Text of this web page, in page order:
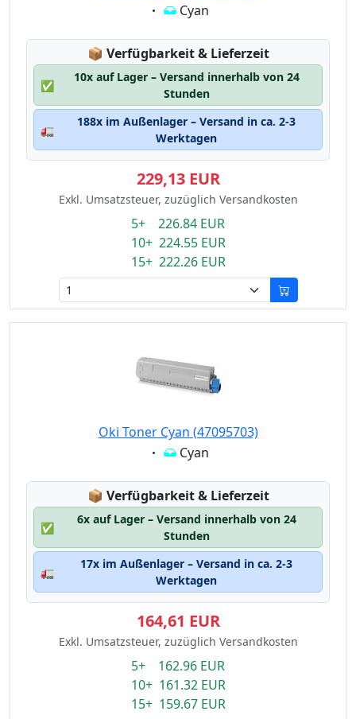
Eigenschaft:
Cyan
📦 Lagerstatus:
Verfügbarkeit & Lieferzeit
✅
10x auf Lager – Versand innerhalb von 24
Stunden
🚛
188x im Außenlager – Versand in ca. 2-3
Werktagen
229,13 EUR
Exkl. Umsatzsteuer, zuzüglich Versandkosten
5+ 226.84 EUR
10+ 224.55 EUR
15+ 222.26 EUR
Oki Toner Cyan (47095703)
Eigenschaft:
Cyan
📦 Lagerstatus:
Verfügbarkeit & Lieferzeit
✅
6x auf Lager – Versand innerhalb von 24
Stunden
🚛
17x im Außenlager – Versand in ca. 2-3
Werktagen
164,61 EUR
Exkl. Umsatzsteuer, zuzüglich Versandkosten
5+ 162.96 EUR
10+ 161.32 EUR
15+ 159.67 EUR